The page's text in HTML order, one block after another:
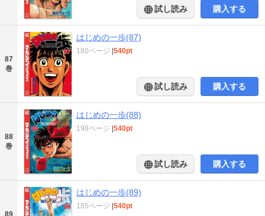
試し読み 購入する
87
巻
はじめの一歩(87)
180ページ |540pt
試し読み 購入する
88
巻
はじめの一歩(88)
198ページ |540pt
試し読み 購入する
89
はじめの一歩(89)
185ページ |540pt